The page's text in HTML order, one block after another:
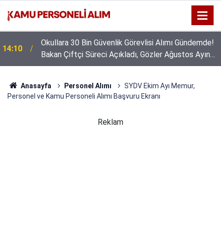
14:10
Okullara 30 Bin Güvenlik Görevlisi Alımı Gündemde!
Bakan Çiftçi Süreci Açıkladı, Gözler Ağustos Ayına
Çevrildi
Anasayfa Personel Alımı
SYDV Ekim Ayı Memur,
Personel ve Kamu Personeli Alımı Başvuru Ekranı
Reklam